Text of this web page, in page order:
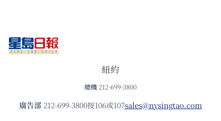
紐約
總機 212-699-3800
廣告部212-699-3800按106或107sales@nysingtao.com